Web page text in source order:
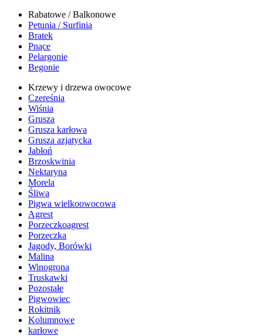
Rabatowe / Balkonowe
Petunia / Surfinia
Bratek
Pnące
Pelargonie
Begonie
Krzewy i drzewa owocowe
Czereśnia
Wiśnia
Grusza
Grusza karłowa
Grusza azjatycka
Jabłoń
Brzoskwinia
Nektaryna
Morela
Śliwa
Pigwa wielkoowocowa
Agrest
Porzeczkoagrest
Porzeczka
Jagody, Borówki
Malina
Winogrona
Truskawki
Pozostałe
Pigwowiec
Rokitnik
Kolumnowe
karłowe